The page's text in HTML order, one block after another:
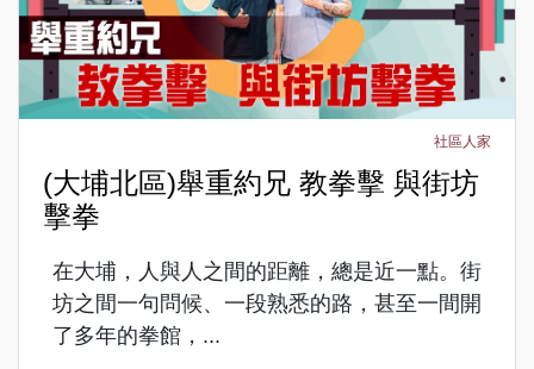
社區人家
(大埔北區)舉重約兄 教拳擊 與街坊
擊拳
在大埔，人與人之間的距離，總是近一點。街
坊之間一句問候、一段熟悉的路，甚至一間開
了多年的拳館，...